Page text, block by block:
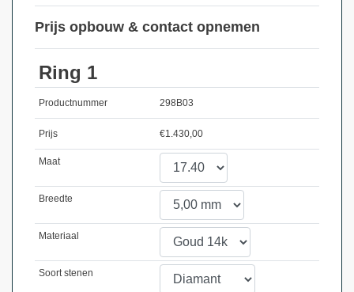
Prijs opbouw & contact opnemen
Ring 1
Productnummer 298B03
Prijs €1.430,00
Maat
Breedte
Materiaal
Soort stenen